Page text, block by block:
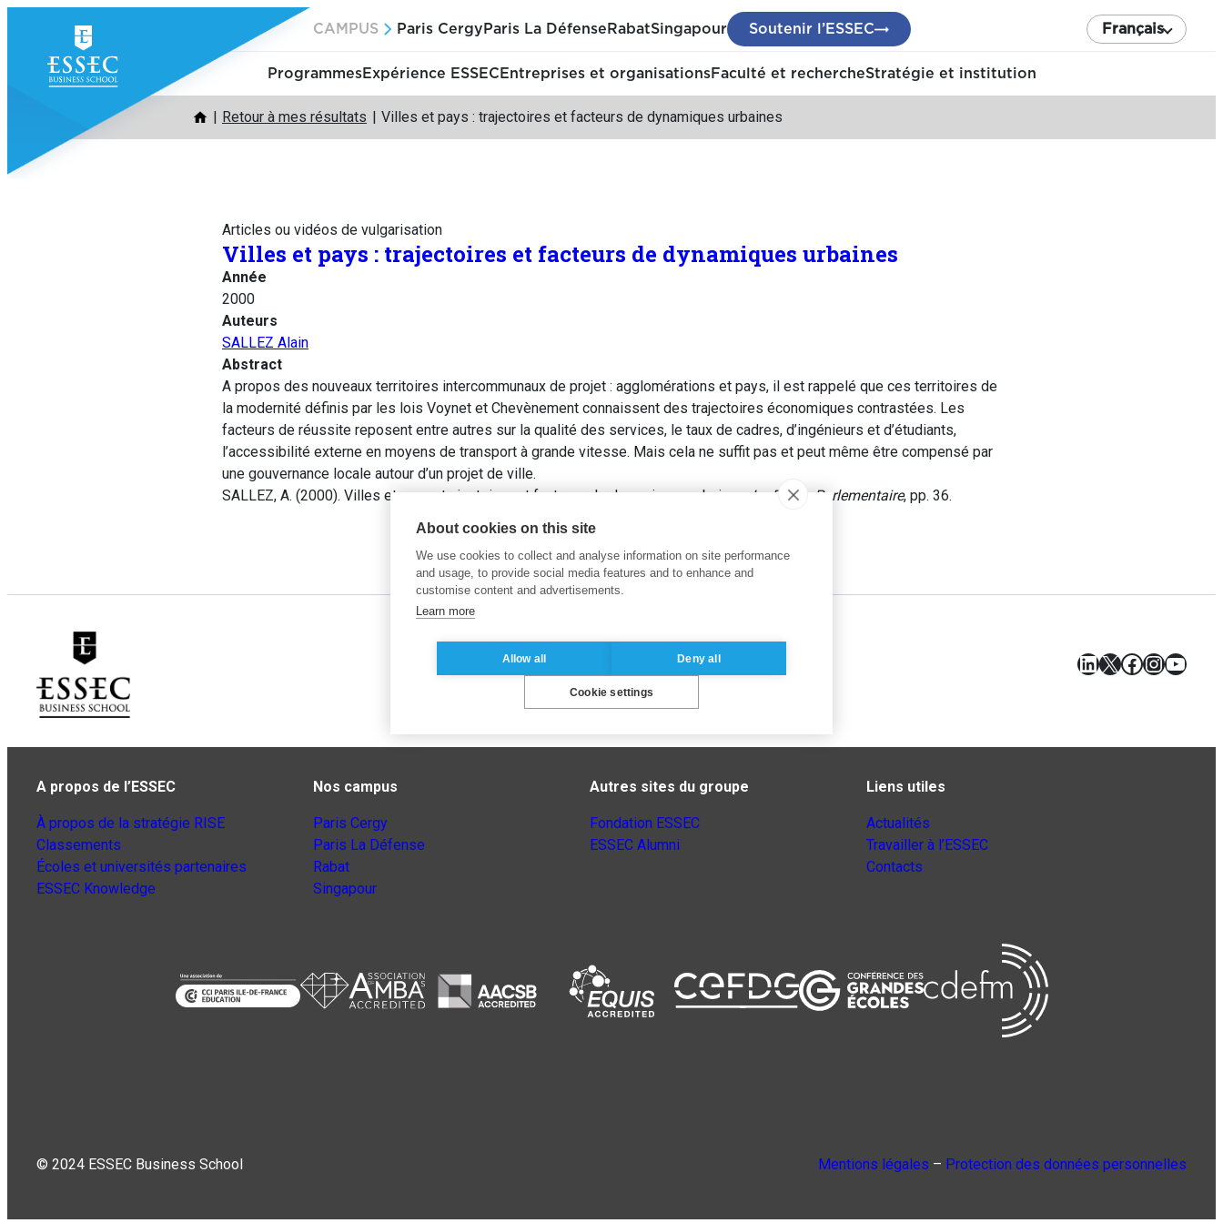
contenu
CAMPUS Paris Cergy Paris La Défense RabatSingapour Soutenir l’ESSEC Français
ProgrammesExpérience ESSEC Entreprises et organisationsFaculté et rechercheStratégie et institution
Retour à mes résultats Villes et pays : trajectoires et facteurs de dynamiques urbaines
Articles ou vidéos de vulgarisation
Villes et pays : trajectoires et facteurs de dynamiques urbaines
Année
2000
Auteurs
SALLEZ Alain
Abstract
A propos des nouveaux territoires intercommunaux de projet : agglomérations et pays, il est rappelé que ces territoires de
la modernité définis par les lois Voynet et Chevènement connaissent des trajectoires économiques contrastées. Les
facteurs de réussite reposent entre autres sur la qualité des services, le taux de cadres, d’ingénieurs et d’étudiants,
l’accessibilité externe en moyens de transport à grande vitesse. Mais cela ne suffit pas et peut même être compensé par
une gouvernance locale autour d’un projet de ville.
SALLEZ, A. (2000). Villes et pays : trajectoires et facteurs de dynamiques urbaines.La Revue Parlementaire, pp. 36.
LinkedIn
X Facebook
A propos de l’ESSEC
À propos de la stratégie RISE
Classements
Écoles et universités partenaires
ESSEC Knowledge
Nos campus
Paris Cergy
Paris La Défense
Rabat
Singapour
Autres sites du groupe
Fondation ESSEC
ESSEC Alumni
Liens utiles
Actualités
Travailler à l’ESSEC
Contacts
© 2024 ESSEC Business School Mentions légales – Protection des données personnelles
About cookies on this site
We use cookies to collect and analyse information on site performance
and usage, to provide social media features and to enhance and
customise content and advertisements.
Learn more
Allow all Deny all
Cookie settings